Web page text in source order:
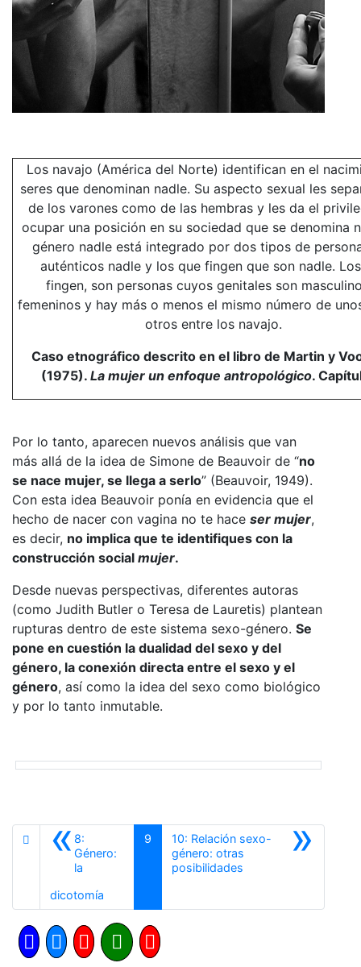
Los navajo (América del Norte) identifican en el
seres que denominan nadle. Su aspecto sexual les
de los varones como de las hembras y les da el
ocupar una posición en su sociedad que se denomina
género nadle está integrado por dos tipos de
auténticos nadle y los que fingen que son nadle.
fingen, son personas cuyos genitales son
femeninos y hay más o menos el mismo número de
otros entre los navajo.
Caso etnográfico descrito en el libro de Martin y
(1975). La mujer un enfoque antropológico.
Por lo tanto, aparecen nuevos análisis que van
más allá de la idea de Simone de Beauvoir de “no
se nace mujer, se llega a serlo” (Beauvoir, 1949).
Con esta idea Beauvoir ponía en evidencia que el
hecho de nacer con vagina no te hace ser mujer,
es decir, no implica que te identifiques con la
construcción social mujer.
Desde nuevas perspectivas, diferentes autoras
(como Judith Butler o Teresa de Lauretis) plantean
rupturas dentro de este sistema sexo-género. Se
pone en cuestión la dualidad del sexo y del
género, la conexión directa entre el sexo y el
género, así como la idea del sexo como biológico
y por lo tanto inmutable.
«8:
Género:
la
dicotomía
9 »
10: Relación sexo-
género: otras
posibilidades